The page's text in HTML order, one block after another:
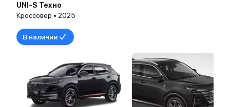
UNI-S Техно
Кроссовер • 2025
В наличии